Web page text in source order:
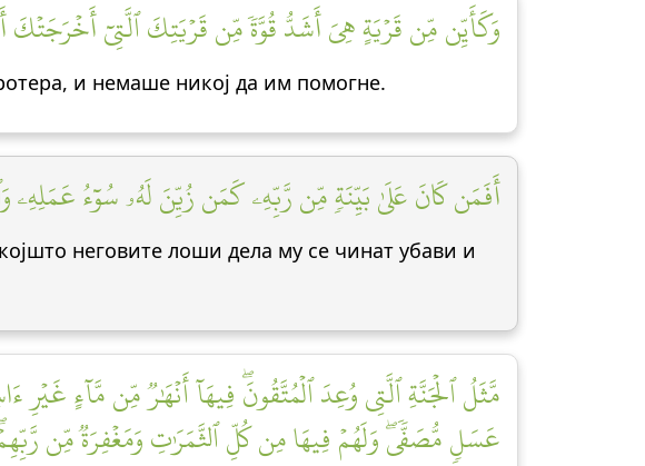
وَكَأَيِّن مِّن قَرۡيَةٍ هِيَ أَشَدُّ قُوَّةٗ مِّن قَرۡيَتِكَ ٱلَّتِيٓ أَخۡرَجَتۡكَ
и немаше никој да им помогне.
أَفَمَن كَانَ عَلَىٰ بَيِّنَةٖ مِّن رَّبِّهِۦ كَمَن زُيِّنَ لَهُۥ سُوٓءُ عَمَلِهِۦ
неговите лоши дела му се чинат убави и
مَّثَلُ ٱلۡجَنَّةِ ٱلَّتِي وُعِدَ ٱلۡمُتَّقُونَۖ فِيهَآ أَنۡهَٰرٞ مِّن مَّآءٍ
عَسَلٖ مُّصَفّٗىۖ وَلَهُمۡ فِيهَا مِن كُلِّ ٱلثَّمَرَٰتِ وَمَغۡفِرَةٞ مِّن رَّبِّهِمۡۖ